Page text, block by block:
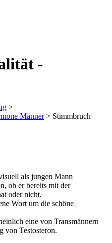
-
>
Männer> Stimmbruch
als jungen Mann
ob er bereits mit der
oder nicht.
Wort um die schöne
eine von Transmännern
von Testosteron.